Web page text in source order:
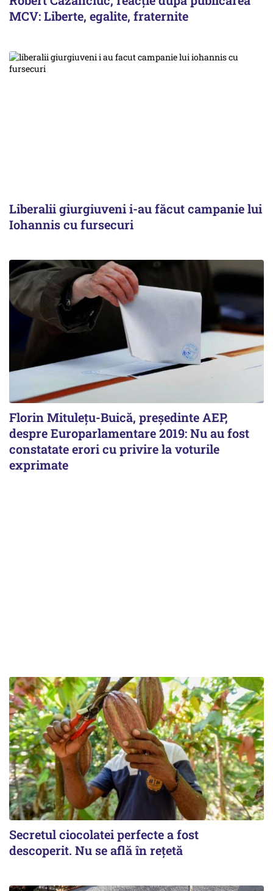
MCV: Liberte, egalite, fraternite
Liberalii giurgiuveni i-au făcut campanie lui
Iohannis cu fursecuri
Florin Mituleţu-Buică, preşedinte AEP,
despre Europarlamentare 2019: Nu au fost
constatate erori cu privire la voturile
exprimate
Secretul ciocolatei perfecte a fost
descoperit. Nu se află în rețetă